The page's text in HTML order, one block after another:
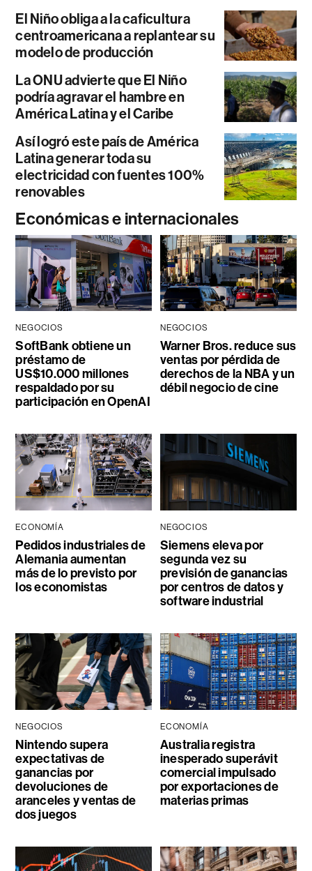
El Niño obliga a la caficultura
centroamericana a replantear su
modelo de producción
La ONU advierte que El Niño
podría agravar el hambre en
América Latina y el Caribe
Así logró este país de América
Latina generar toda su
electricidad con fuentes 100%
renovables
Económicas e internacionales
NEGOCIOS
SoftBank obtiene un
préstamo de
US$10.000 millones
respaldado por su
participación en OpenAI
NEGOCIOS
Warner Bros. reduce sus
ventas por pérdida de
derechos de la NBA y un
débil negocio de cine
ECONOMÍA
Pedidos industriales de
Alemania aumentan
más de lo previsto por
los economistas
NEGOCIOS
Siemens eleva por
segunda vez su
previsión de ganancias
por centros de datos y
software industrial
NEGOCIOS
Nintendo supera
expectativas de
ganancias por
devoluciones de
aranceles y ventas de
dos juegos
ECONOMÍA
Australia registra
inesperado superávit
comercial impulsado
por exportaciones de
materias primas